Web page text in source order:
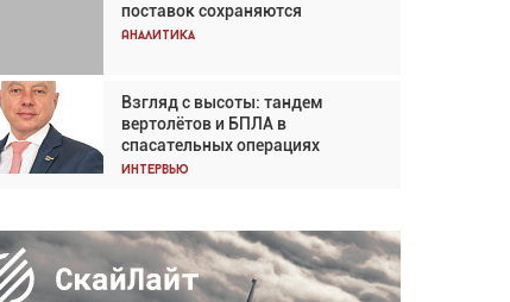
поставок сохраняются
Аналитика
Взгляд с высоты: тандем
вертолётов и БПЛА в
спасательных операциях
Интервью
глобальный трафик снижается
три недели подряд
Частный самолёт – это актив.
Подходите к покупке
соответствующим образом
Интервью